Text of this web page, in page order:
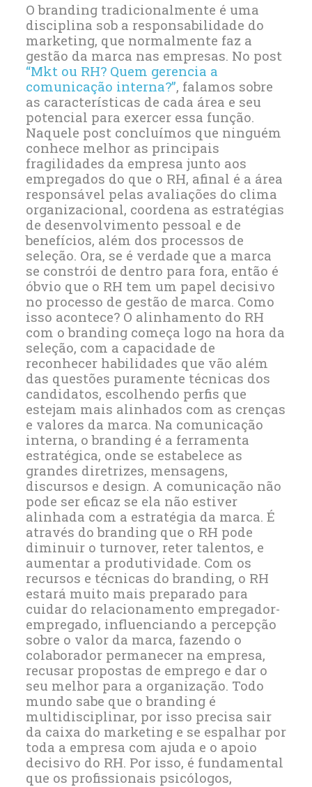
Obrandingtradicionalmente é uma
disciplina sob a responsabilidade do
marketing, que normalmente faz a
gestão da marca nas empresas. No post
“Mktou RH? Quem gerencia a
comunicação interna?”, falamos sobre
as características de cada área e seu
potencial para exercer essa função.
Naquele postconcluímos que ninguém
conhece melhor as principais
fragilidades da empresa junto aos
empregados do que o RH, afinal é a área
responsável pelas avaliações do clima
organizacional, coordena as estratégias
de desenvolvimento pessoal e de
benefícios, além dos processos de
seleção. Ora, se é verdade que a marca
se constrói de dentro para fora, então é
óbvio que o RH tem um papel decisivo
no processo de gestão de marca. Como
isso acontece?O alinhamento do RH
com obrandingcomeça logo na hora da
seleção, com a capacidade de
reconhecer habilidades que vão além
das questões puramente técnicas dos
candidatos, escolhendo perfis que
estejam mais alinhados com as crenças
e valores da marca. Na comunicação
interna, obrandingé a ferramenta
estratégica, onde se estabelece as
grandes diretrizes, mensagens,
discursos e design. A comunicação não
pode ser eficaz se ela não estiver
alinhada com a estratégia da marca. É
através dobrandingque o RH pode
diminuir o turnover, reter talentos, e
aumentar a produtividade. Com os
recursos e técnicas dobranding, o RH
estará muito mais preparado para
cuidar do relacionamento empregador-
empregado, influenciando a percepção
sobre o valor da marca, fazendo o
colaborador permanecer na empresa,
recusar propostas de emprego e dar o
seu melhor para a organização. Todo
mundo sabe que obrandingé
multidisciplinar, por isso precisa sair
da caixa do marketinge se espalhar por
toda a empresa com ajuda e o apoio
decisivo do RH. Por isso, é fundamental
que os profissionais psicólogos,